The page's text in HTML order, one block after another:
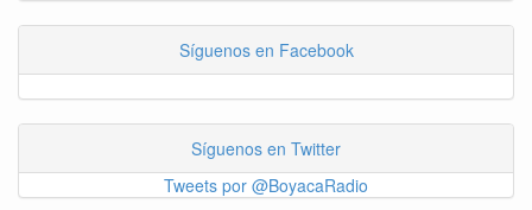
Síguenos en Facebook
Síguenos en Twitter
Tweets por @BoyacaRadio